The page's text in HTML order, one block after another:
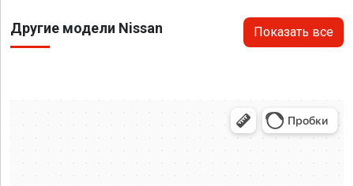
Другие модели Nissan Показать все